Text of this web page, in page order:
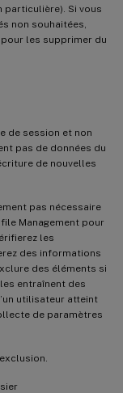
particulière). Si vous
non souhaitées,
les supprimer du
de session et non
pas de données du
de nouvelles
pas nécessaire
Management pour
les
des informations
des éléments si
entraînent des
utilisateur atteint
de paramètres